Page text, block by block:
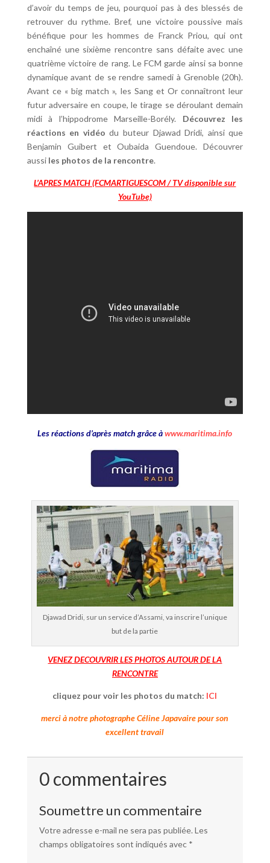
d’avoir du temps de jeu, pourquoi pas à des blessés de
retrouver du rythme. Bref, une victoire poussive mais
bénéfique pour les hommes de Franck Priou, qui ont
enchaîné une sixième rencontre sans défaite avec une
quatrième victoire de rang. Le FCM garde ainsi sa bonne
dynamique avant de se rendre samedi à Grenoble (20h).
Avant ce « big match », les Sang et Or connaîtront leur
futur adversaire en coupe, le tirage se déroulant demain
midi à l’hippodrome Marseille-Borély. Découvrez les
réactions en vidéo du buteur Djawad Dridi, ainsi que
Benjamin Guibert et Oubaida Guendoue. Découvrer
aussi les photos de la rencontre.
L’APRES MATCH (FCMARTIGUESCOM / TV disponible sur
YouTube)
Les réactions d’après match grâce àwww.maritima.info
Djawad Dridi, sur un service d’Assami, va inscrire l’unique
but de la partie
VENEZ DECOUVRIR LES PHOTOS AUTOUR DE LA
RENCONTRE
cliquez pour voir les photos du match: ICI
merci à notre photographe Céline Japavaire pour son
excellent travail
0 commentaires
Soumettre un commentaire
Votre adresse e-mail ne sera pas publiée.Les
champs obligatoires sont indiqués avec *